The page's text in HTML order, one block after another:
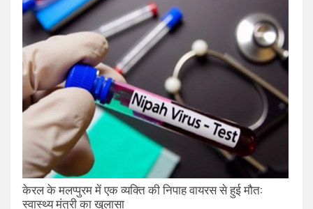
केरल के मलप्पुरम में एक व्यक्ति की निपाह वायरस से हुई मौत:
स्वास्थ्य मंत्री का खुलासा